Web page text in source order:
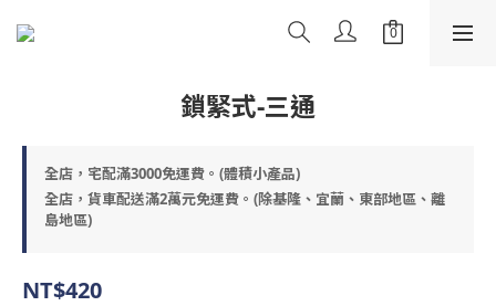
鎖緊式-三通
全店，宅配滿3000免運費。(體積小產品)
全店，貨車配送滿2萬元免運費。(除基隆、宜蘭、東部地區、離
島地區)
NT$420